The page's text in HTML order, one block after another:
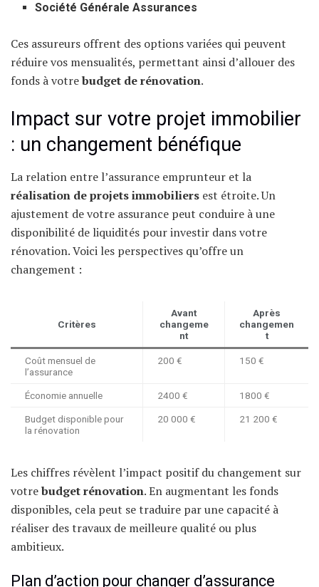
Société Générale Assurances
Ces assureurs offrent des options variées qui peuvent
réduire vos mensualités, permettant ainsi d’allouer des
fonds à votrebudget de rénovation.
Impact sur votre projet immobilier
: un changement bénéfique
La relation entre l’assurance emprunteur et la
réalisation de projets immobiliers est étroite. Un
ajustement de votre assurance peut conduire à une
disponibilité de liquidités pour investir dans votre
rénovation. Voici les perspectives qu’offre un
changement :
Critères
Avant
changeme
nt
Après
changemen
t
Coût mensuel de
l’assurance
200 € 150 €
Économie annuelle 2400 € 1800 €
Budget disponible pour
la rénovation
20 000 € 21 200 €
Les chiffres révèlent l’impact positif du changement sur
votrebudget rénovation. En augmentant les fonds
disponibles, cela peut se traduire par une capacité à
réaliser des travaux de meilleure qualité ou plus
ambitieux.
Plan d’action pour changer d’assurance